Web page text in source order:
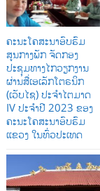
ຄະນະໂຄສະນາອົບຮົມ
ສູນກາງພັກ ຈັດກອງ
ປະຊຸມທາງໄກວຽກງານ
ຜ່ານສື່ເອເລັກໂຕຣນິກ
(ເວັບໄຊ) ປະຈໍາໄຕມາດ
IV ປະຈໍາປີ 2023 ຂອງ
ຄະນະໂຄສະນາອົບຮົມ
ແຂວງ ໃນທົ່ວປະເທດ